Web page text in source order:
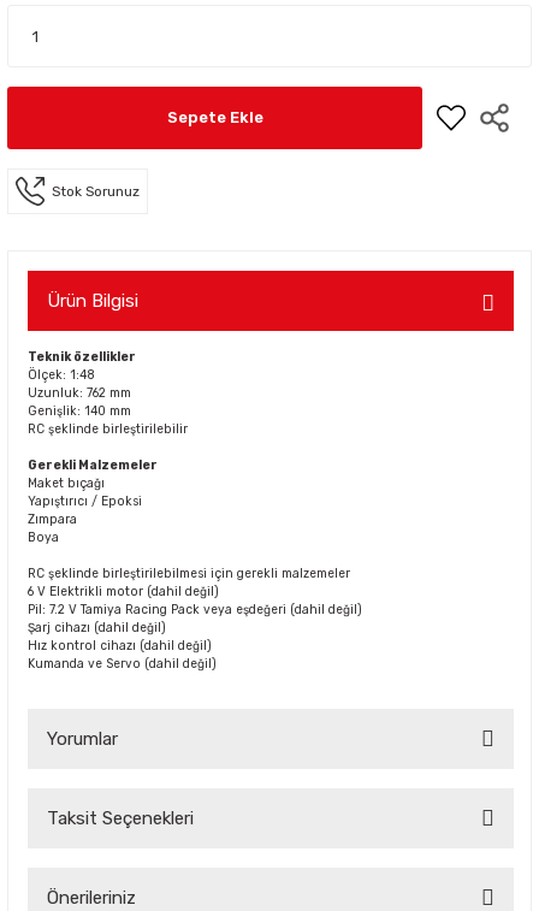
Sepete Ekle
Stok Sorunuz
Ürün Bilgisi
Teknik özellikler
Ölçek: 1:48
Uzunluk: 762 mm
Genişlik: 140 mm
RC şeklinde birleştirilebilir
Gerekli Malzemeler
Maket bıçağı
Yapıştırıcı / Epoksi
Zımpara
Boya
RC şeklinde birleştirilebilmesi için gerekli malzemeler
6 V Elektrikli motor (dahil değil)
Pil: 7.2 V Tamiya Racing Pack veya eşdeğeri (dahil değil)
Şarj cihazı (dahil değil)
Hız kontrol cihazı (dahil değil)
Kumanda ve Servo (dahil değil)
Yorumlar
Taksit Seçenekleri
Önerileriniz